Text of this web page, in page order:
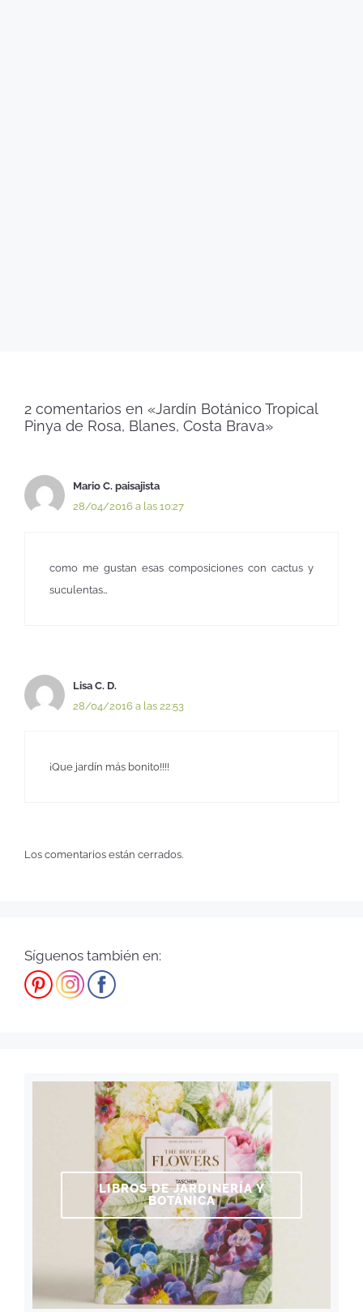
2 comentarios en «Jardín Botánico Tropical
Pinya de Rosa, Blanes, Costa Brava»
Mario C. paisajista
28/04/2016 a las 10:27
como me gustan esas composiciones con cactus y
suculentas…
Lisa C. D.
28/04/2016 a las 22:53
¡Que jardín más bonito!!!!
Los comentarios están cerrados.
Síguenos también en:
LIBROS DE JARDINERÍA Y
BOTÁNICA